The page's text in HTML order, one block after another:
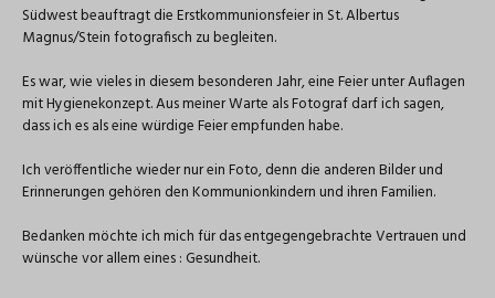
Südwest beauftragt die Erstkommunionsfeier in St. Albertus
Magnus/Stein fotografisch zu begleiten.
Es war, wie vieles in diesem besonderen Jahr, eine Feier unter Auflagen
mit Hygienekonzept. Aus meiner Warte als Fotograf darf ich sagen,
dass ich es als eine würdige Feier empfunden habe.
Ich veröffentliche wieder nur ein Foto, denn die anderen Bilder und
Erinnerungen gehören den Kommunionkindern und ihren Familien.
Bedanken möchte ich mich für das entgegengebrachte Vertrauen und
wünsche vor allem eines : Gesundheit.